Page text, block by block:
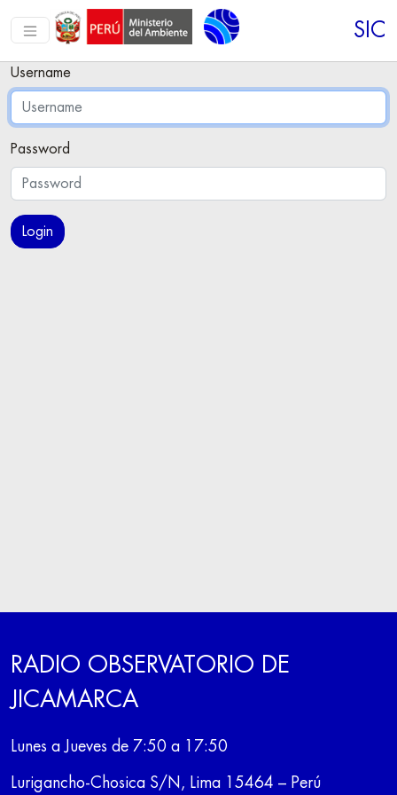
SIC
Username
Password
Login
RADIO OBSERVATORIO DE
JICAMARCA
Lunes a Jueves de 7:50 a 17:50
Lurigancho-Chosica S/N, Lima 15464 – Perú